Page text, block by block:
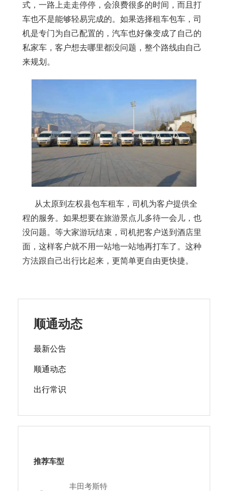
式，一路上走走停停，会浪费很多的时间，而且打
车也不是能够轻易完成的。如果选择租车包车，司
机是专门为自己配置的，汽车也好像变成了自己的
私家车，客户想去哪里都没问题，整个路线由自己
来规划。
从太原到左权县包车租车，司机为客户提供全
程的服务。如果想要在旅游景点儿多待一会儿，也
没问题。等大家游玩结束，司机把客户送到酒店里
面，这样客户就不用一站地一站地再打车了。这种
方法跟自己出行比起来，更简单更自由更快捷。
顺通动态
最新公告
顺通动态
出行常识
推荐车型
丰田考斯特